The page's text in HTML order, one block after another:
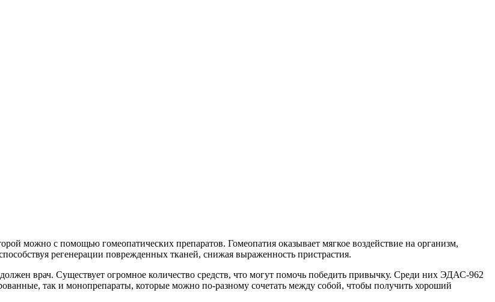
можно с помощью гомеопатических препаратов. Гомеопатия оказывает мягкое воздействие на организм,
регенерации поврежденных тканей, снижая выраженность пристрастия.
врач. Существует огромное количество средств, что могут помочь победить привычку. Среди них ЭДАС-962
так и монопрепараты, которые можно по-разному сочетать между собой, чтобы получить хороший